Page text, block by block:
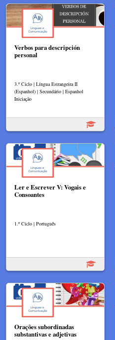
Verbos para descripción
personal
3.º Ciclo | Língua Estrangeira II
(Espanhol) | Secundário | Espanhol
Iniciação
Ler e Escrever V: Vogais e
Consoantes
1.º Ciclo | Português
Orações subordinadas
substantivas e adjetivas